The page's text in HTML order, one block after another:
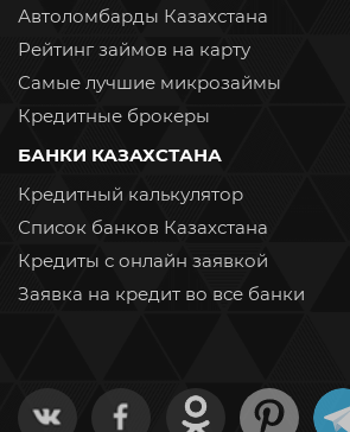
Автоломбарды Казахстана
Рейтинг займов на карту
Самые лучшие микрозаймы
Кредитные брокеры
БАНКИ КАЗАХСТАНА
Кредитный калькулятор
Список банков Казахстана
Кредиты с онлайн заявкой
Заявка на кредит во все банки